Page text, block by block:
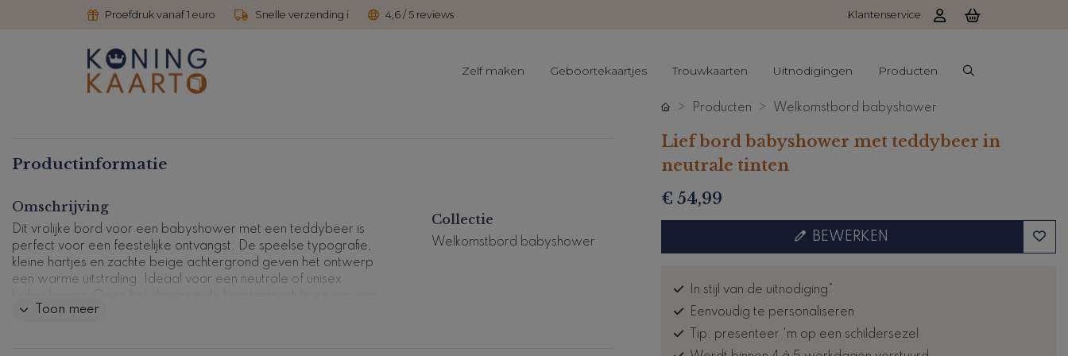
Proefdruk vanaf 1 euro Snelle verzending i 4,6 / 5 reviews Klantenservice
Zelf maken Geboortekaartjes Trouwkaarten Uitnodigingen Producten
Productinformatie
Omschrijving
Dit vrolijke bord voor een babyshower met een teddybeer is
perfect voor een feestelijke ontvangst. De speelse typografie,
kleine hartjes en zachte beige achtergrond geven het ontwerp
een warme uitstraling. Ideaal voor een neutrale of unisex
Toon meer
Collectie
Welkomstbord babyshower
Producten Welkomstbord babyshower
Lief bord babyshower met teddybeer in
neutrale tinten
€ 54,99
BEWERKEN
In stijl van de uitnodiging*
Eenvoudig te personaliseren
Tip: presenteer 'm op een schildersezel